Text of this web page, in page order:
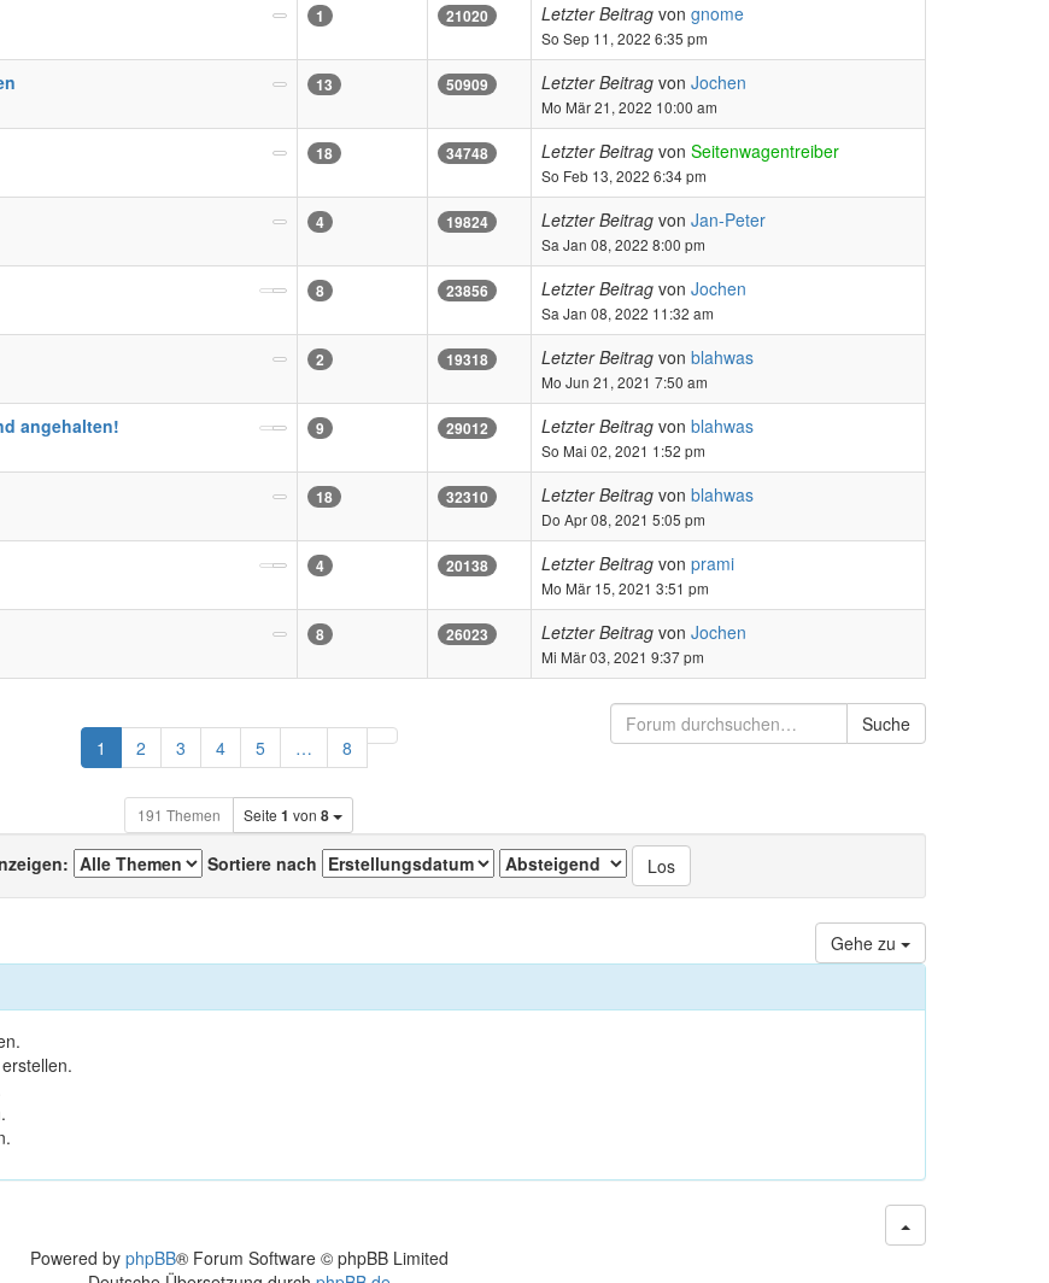
1 21020 Letzter Beitrag von gnome
So Sep 11, 2022 6:35 pm
13 50909 Letzter Beitrag von Jochen
Mo Mär 21, 2022 10:00 am
18 34748 Letzter Beitrag von Seitenwagentreiber
So Feb 13, 2022 6:34 pm
4 19824 Letzter Beitrag von Jan-Peter
Sa Jan 08, 2022 8:00 pm
8 23856 Letzter Beitrag von Jochen
Sa Jan 08, 2022 11:32 am
2 19318 Letzter Beitrag von blahwas
Mo Jun 21, 2021 7:50 am
angehalten! 9 29012 Letzter Beitrag von blahwas
So Mai 02, 2021 1:52 pm
18 32310 Letzter Beitrag von blahwas
Do Apr 08, 2021 5:05 pm
4 20138 Letzter Beitrag von prami
Mo Mär 15, 2021 3:51 pm
8 26023 Letzter Beitrag von Jochen
Mi Mär 03, 2021 9:37 pm
1
2 3 4 5 … 8 Nächste
Suche
191 Themen Seite 1 von 8
Sortiere nach
Gehe zu
Powered by phpBB® Forum Software © phpBB Limited